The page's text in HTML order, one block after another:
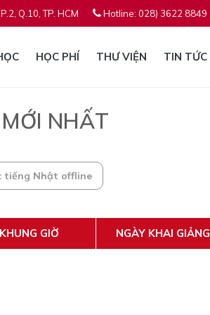
Q.10, TP. HCM Hotline: 028) 3622 8849
HỌC PHÍ THƯ VIỆN TIN TỨC
NHẤT
tiếng Nhật offline
KHUNG GIỜ NGÀY KHAI GIẢNG